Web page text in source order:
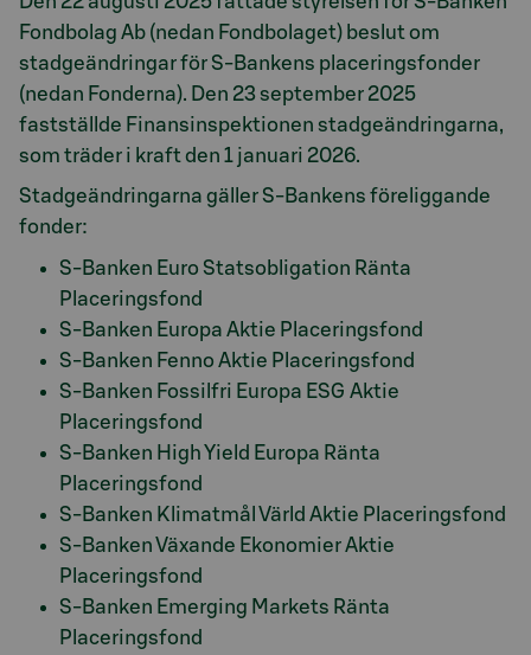
Fondbolag Ab (nedan Fondbolaget) beslut om
stadgeändringar för S-Bankens placeringsfonder
(nedan Fonderna). Den 23 september 2025
fastställde Finansinspektionen stadgeändringarna,
som träder i kraft den 1 januari 2026.
Stadgeändringarna gäller S-Bankens föreliggande
fonder:
S-Banken Euro Statsobligation Ränta
Placeringsfond
S-Banken Europa Aktie Placeringsfond
S-Banken Fenno Aktie Placeringsfond
S-Banken Fossilfri Europa ESG Aktie
Placeringsfond
S-Banken High Yield Europa Ränta
Placeringsfond
S-Banken Klimatmål Värld Aktie Placeringsfond
S-Banken Växande Ekonomier Aktie
Placeringsfond
S-Banken Emerging Markets Ränta
Placeringsfond